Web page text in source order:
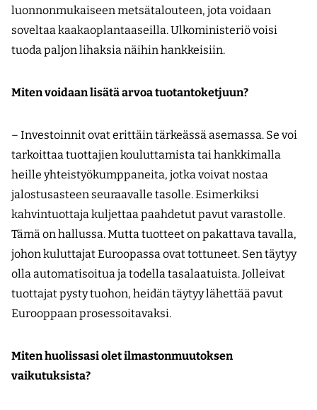
luonnonmukaiseen metsätalouteen, jota voidaan
soveltaa kaakaoplantaaseilla. Ulkoministeriö voisi
tuoda paljon lihaksia näihin hankkeisiin.
Miten voidaan lisätä arvoa tuotantoketjuun?
– Investoinnit ovat erittäin tärkeässä asemassa. Se voi
tarkoittaa tuottajien kouluttamista tai hankkimalla
heille yhteistyökumppaneita, jotka voivat nostaa
jalostusasteen seuraavalle tasolle. Esimerkiksi
kahvintuottaja kuljettaa paahdetut pavut varastolle.
Tämä on hallussa. Mutta tuotteet on pakattava tavalla,
johon kuluttajat Euroopassa ovat tottuneet. Sen täytyy
olla automatisoitua ja todella tasalaatuista. Jolleivat
tuottajat pysty tuohon, heidän täytyy lähettää pavut
Eurooppaan prosessoitavaksi.
Miten huolissasi olet ilmastonmuutoksen
vaikutuksista?